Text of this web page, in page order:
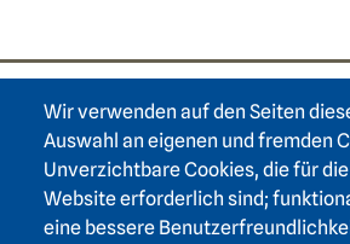
Wir verwenden auf den Seiten
Auswahl an eigenen und fremden
Unverzichtbare Cookies, die für
Website erforderlich sind;
eine bessere
Footer area one